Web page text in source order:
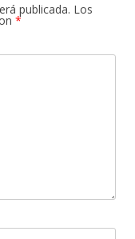
publicada. Los
*